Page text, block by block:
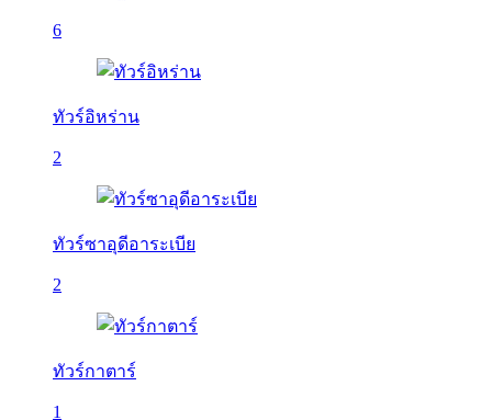
6
ทัวร์อิหร่าน
2
ทัวร์ซาอุดีอาระเบีย
2
ทัวร์กาตาร์
1